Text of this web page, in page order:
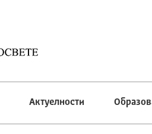
Актуелности